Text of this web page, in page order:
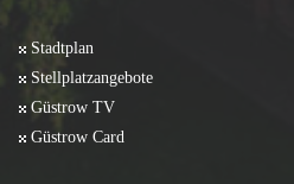
Stadtplan
Stellplatzangebote
Güstrow TV
Güstrow Card